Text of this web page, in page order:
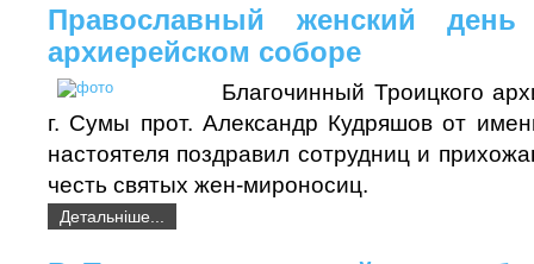
Православный женский
архиерейском соборе
Благочинный Троицкого
г. Сумы прот. Александр Кудряшов от
настоятеля поздравил сотрудниц и
честь святых жен-мироносиц.
Детальніше...